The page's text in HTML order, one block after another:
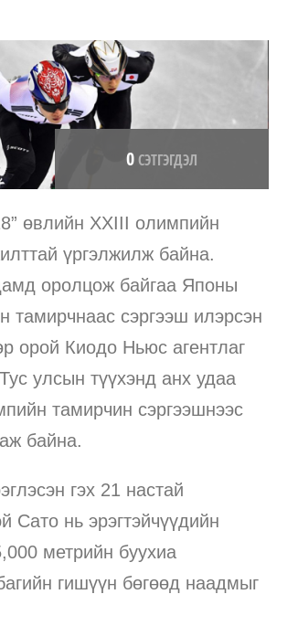
0 СЭТГЭГДЭЛ
өвлийн XXIII олимпийн
үргэлжилж байна.
оролцож байгаа Японы
тамирчнаас сэргээш илэрсэн
орой Киодо Ньюс агентлаг
улсын түүхэнд анх удаа
тамирчин сэргээшнээс
байна.
гэх 21 настай
Сато нь эрэгтэйчүүдийн
метрийн буухиа
гишүүн бөгөөд наадмыг